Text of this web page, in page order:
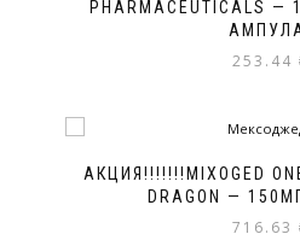
PHARMACEUTICALS
253.44
АКЦИЯ!!!!!!!MIXOGED
DRAGON —
716.63